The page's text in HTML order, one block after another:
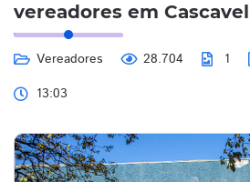
vereadores em Cascavel
Vereadores 28.704 1
13:03